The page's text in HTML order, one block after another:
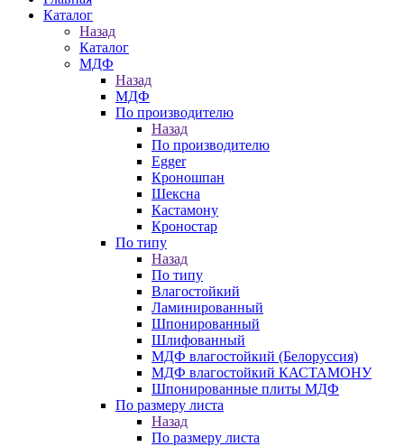
Каталог
Назад
Каталог
МДФ
Назад
МДФ
По производителю
Назад
По производителю
Egger
Кроношпан
Шексна
Кастамону
Кроностар
По типу
Назад
По типу
Влагостойкий
Ламинированный
Шпонированный
Шлифованный
МДФ влагостойкий (Белоруссия)
МДФ влагостойкий КАСТАМОНУ
Шпонированные плиты МДФ
По размеру листа
Назад
По размеру листа